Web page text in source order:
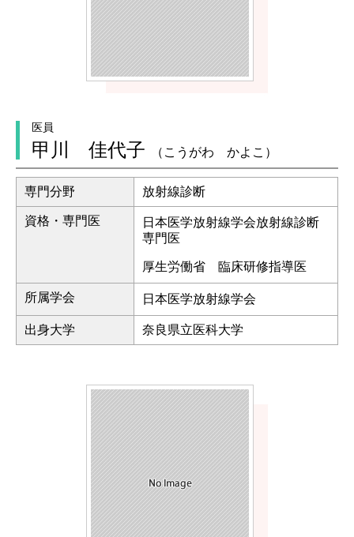
医員
甲川 佳代子 （こうがわ かよこ）
専門分野 放射線診断
資格・専門医
日本医学放射線学会放射線診断
専門医
厚生労働省 臨床研修指導医
所属学会 日本医学放射線学会
出身大学 奈良県立医科大学